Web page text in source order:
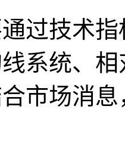
过技术
系统、
市场消